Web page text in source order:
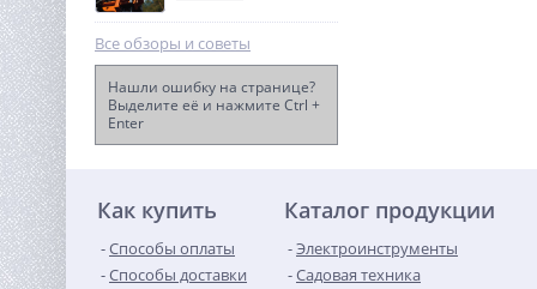
Greenworks GD24CS165,
57мм,1х4Ач,ЗУ,кор
Все обзоры и советы
Нашли ошибку на странице?
Выделите её и нажмите Ctrl +
Enter
Как купить
Способы оплаты
Способы доставки
Каталог продукции
Электроинструменты
Садовая техника